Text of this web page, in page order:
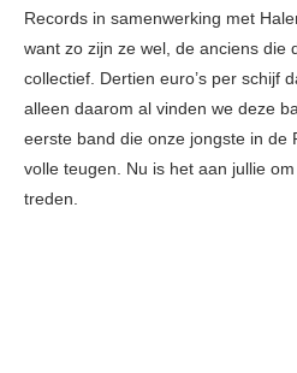
Records in samenwerking met
want zo zijn ze wel, de anciens die
collectief. Dertien euro’s per schijf
alleen daarom al vinden we deze
eerste band die onze jongste in de
volle teugen. Nu is het aan jullie
treden.